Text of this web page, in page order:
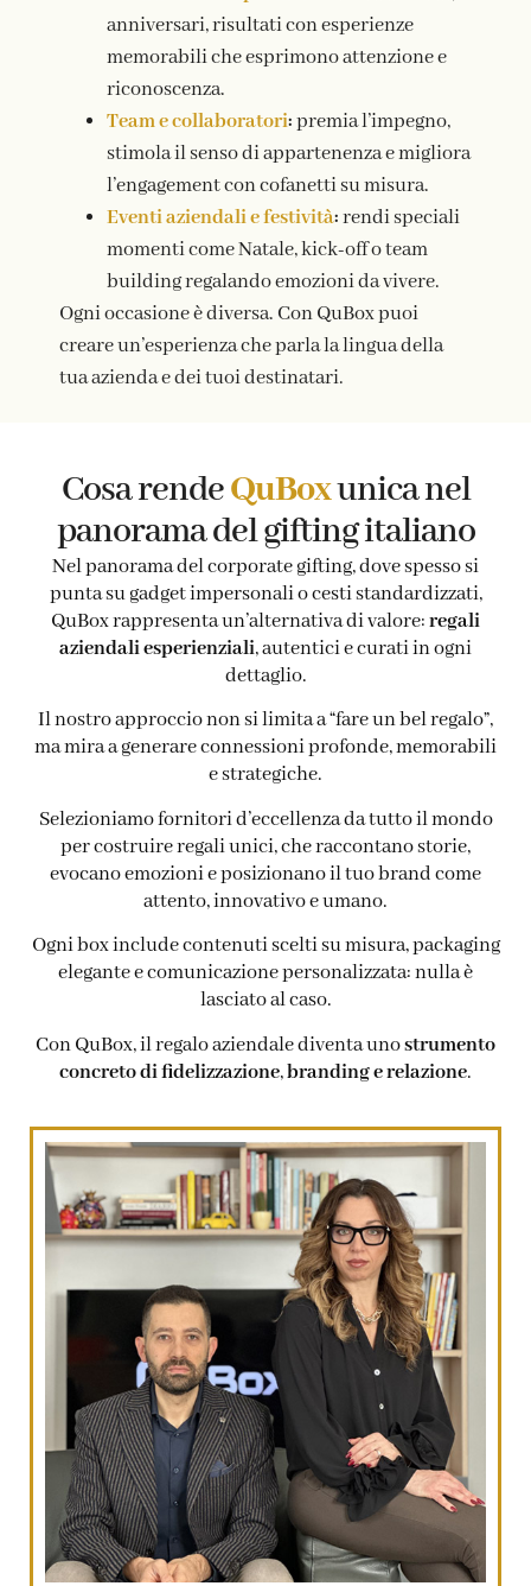
anniversari, risultati con esperienze
memorabili che esprimono attenzione e
riconoscenza.
Team e collaboratori:premia l’impegno,
stimola il senso di appartenenza e migliora
l’engagement con cofanetti su misura.
Eventi aziendali e festività:rendi speciali
momenti come Natale, kick-off o team
building regalando emozioni da vivere.
Ogni occasione è diversa. Con QuBox puoi
creare un’esperienza che parla la lingua della
tua azienda e dei tuoi destinatari.
Cosa rendeQuBoxunica nel
panorama del gifting italiano
Nel panorama del corporate gifting, dove spesso si
punta su gadget impersonali o cesti standardizzati,
QuBox rappresenta un’alternativa di valore:regali
aziendali esperienziali, autentici e curati in ogni
dettaglio.
Il nostro approccio non si limita a “fare un bel regalo”,
ma mira a generare connessioni profonde, memorabili
e strategiche.
Selezioniamo fornitori d’eccellenza da tutto il mondo
per costruire regali unici, che raccontano storie,
evocano emozioni e posizionano il tuo brand come
attento, innovativo e umano.
Ogni box include contenuti scelti su misura, packaging
elegante e comunicazione personalizzata: nulla è
lasciato al caso.
Con QuBox, il regalo aziendale diventa unostrumento
concreto di fidelizzazione,branding e relazione.